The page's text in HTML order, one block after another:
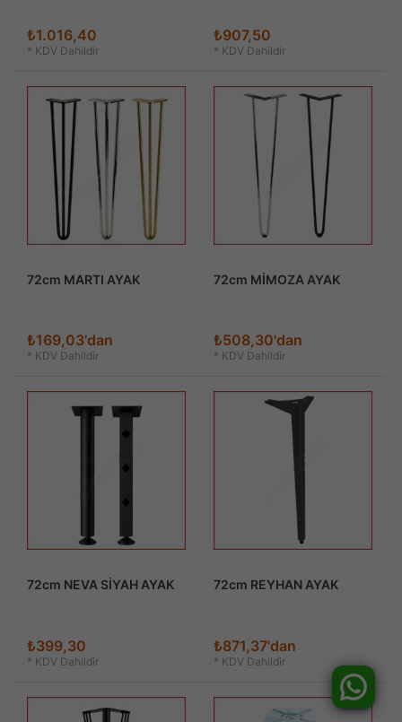
₺1.016,40
* KDV Dahildir
₺907,50
* KDV Dahildir
72cm MARTI AYAK
₺169,03'dan
* KDV Dahildir
72cm MİMOZA AYAK
₺508,30'dan
* KDV Dahildir
72cm NEVA SİYAH AYAK
₺399,30
* KDV Dahildir
72cm REYHAN AYAK
₺871,37'dan
* KDV Dahildir